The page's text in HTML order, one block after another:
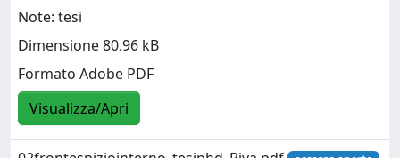
Note: tesi
Dimensione 80.96 kB
Formato Adobe PDF
Visualizza/Apri